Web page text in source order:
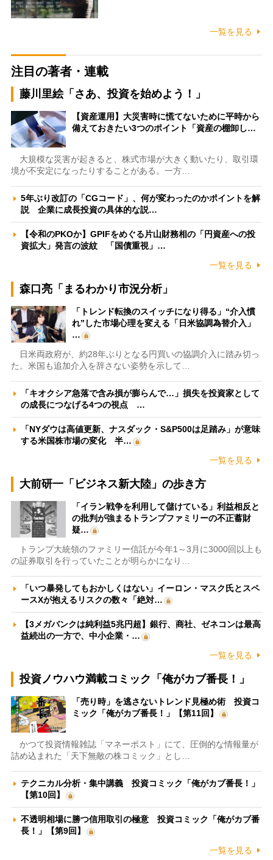
一覧を見る
注目の著者・連載
藤川里絵「さあ、投資を始めよう！」
【資産運用】大災害時に慌てないために平時から
備えておきたい3つのポイント「資産の棚卸し…
大規模な災害が起きると、株式市場が大きく動いたり、取引環
境が不安定になったりすることがある。一方…
5年ぶり改訂の「CGコード」、何が変わったのかポイントを解
説 企業に成長投資の具体的な説…
【令和のPKOか】GPIFをめぐる片山財務相の「円資産への投
資拡大」発言の波紋 「国債重視」…
一覧を見る
森口亮「まるわかり市況分析」
「トレンド転換のスイッチになり得る」“介入慣
れ”した市場心理を変える「日米協調為替介入」
…
日米両政府が、約28年ぶりとなる円買いの協調介入に踏み切っ
た。米国も追加介入を辞さない姿勢を示して…
「キオクシア急落で含み損が膨らんで…」損失を投資家として
の成長につなげる4つの視点 …
「NYダウは高値更新、ナスダック・S&P500は足踏み」が意味
する米国株市場の変化 半…
一覧を見る
大前研一「ビジネス新大陸」の歩き方
「イラン戦争を利用して儲けている」利益相反と
の批判が強まるトランプファミリーの不正蓄財
疑…
トランプ大統領のファミリー信託が今年1～3月に3000回以上も
の証券取引を行っていたことが明らかになり…
「いつ暴発してもおかしくはない」イーロン・マスク氏とスペ
ースXが抱えるリスクの数々「絶対…
【3メガバンクは純利益5兆円超】銀行、商社、ゼネコンは最高
益続出の一方で、中小企業・…
一覧を見る
投資ノウハウ満載コミック「俺がカブ番長！」
「売り時」を逃さないトレンド見極め術 投資コ
ミック「俺がカブ番長！」【第11回】
かつて投資情報雑誌「マネーポスト」にて、圧倒的な情報量が
詰め込まれた「天下無敵の株コミック」とし…
テクニカル分析・集中講義 投資コミック「俺がカブ番長！」
【第10回】
不透明相場に勝つ信用取引の極意 投資コミック「俺がカブ番
長！」【第9回】
一覧を見る